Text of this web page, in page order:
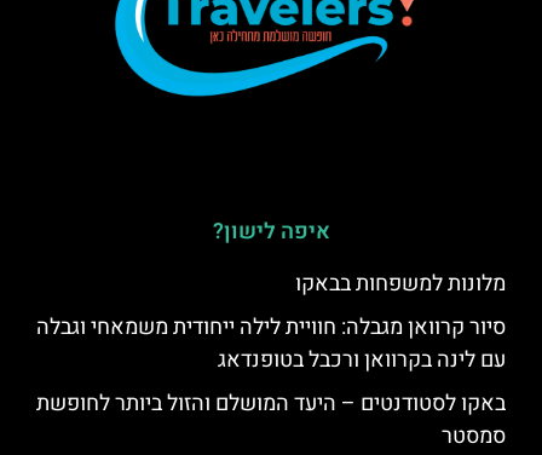
איפה לישון?
מלונות למשפחות בבאקו
סיור קרוואן מגבלה: חוויית לילה ייחודית משמאחי וגבלה
עם לינה בקרוואן ורכבל בטופנדאג
באקו לסטודנטים – היעד המושלם והזול ביותר לחופשת
סמסטר